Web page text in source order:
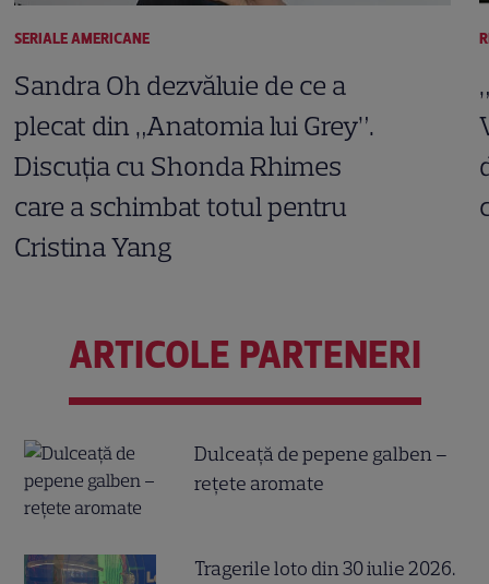
SERIALE AMERICANE
Sandra Oh dezvăluie de ce a
plecat din „Anatomia lui Grey”.
Discuția cu Shonda Rhimes
care a schimbat totul pentru
Cristina Yang
ARTICOLE PARTENERI
Dulceață de pepene galben –
rețete aromate
Tragerile loto din 30 iulie 2026.